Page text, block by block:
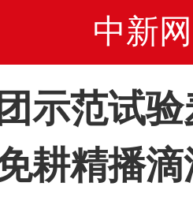
中新网
示范试
耕精播